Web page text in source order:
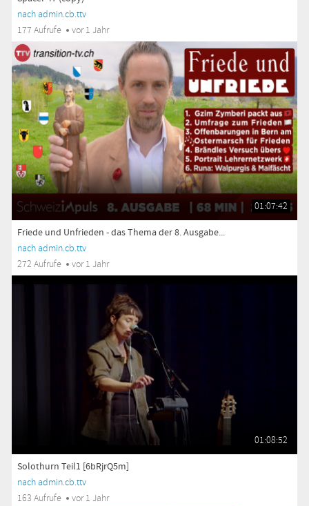
nach admin.cb.ttv
177 Aufrufe
vor 1 Jahr
01:07:42
Friede und Unfrieden - das Thema der 8. Ausgabe...
nach admin.cb.ttv
272 Aufrufe
vor 1 Jahr
01:08:52
Solothurn Teil1 [6bRjrQ5m]
nach admin.cb.ttv
163 Aufrufe
vor 1 Jahr